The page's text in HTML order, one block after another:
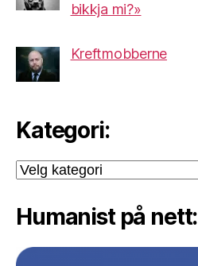
bikkja mi?»
Kreftmobberne
Kategori:
Kategori:
Humanist på nett: